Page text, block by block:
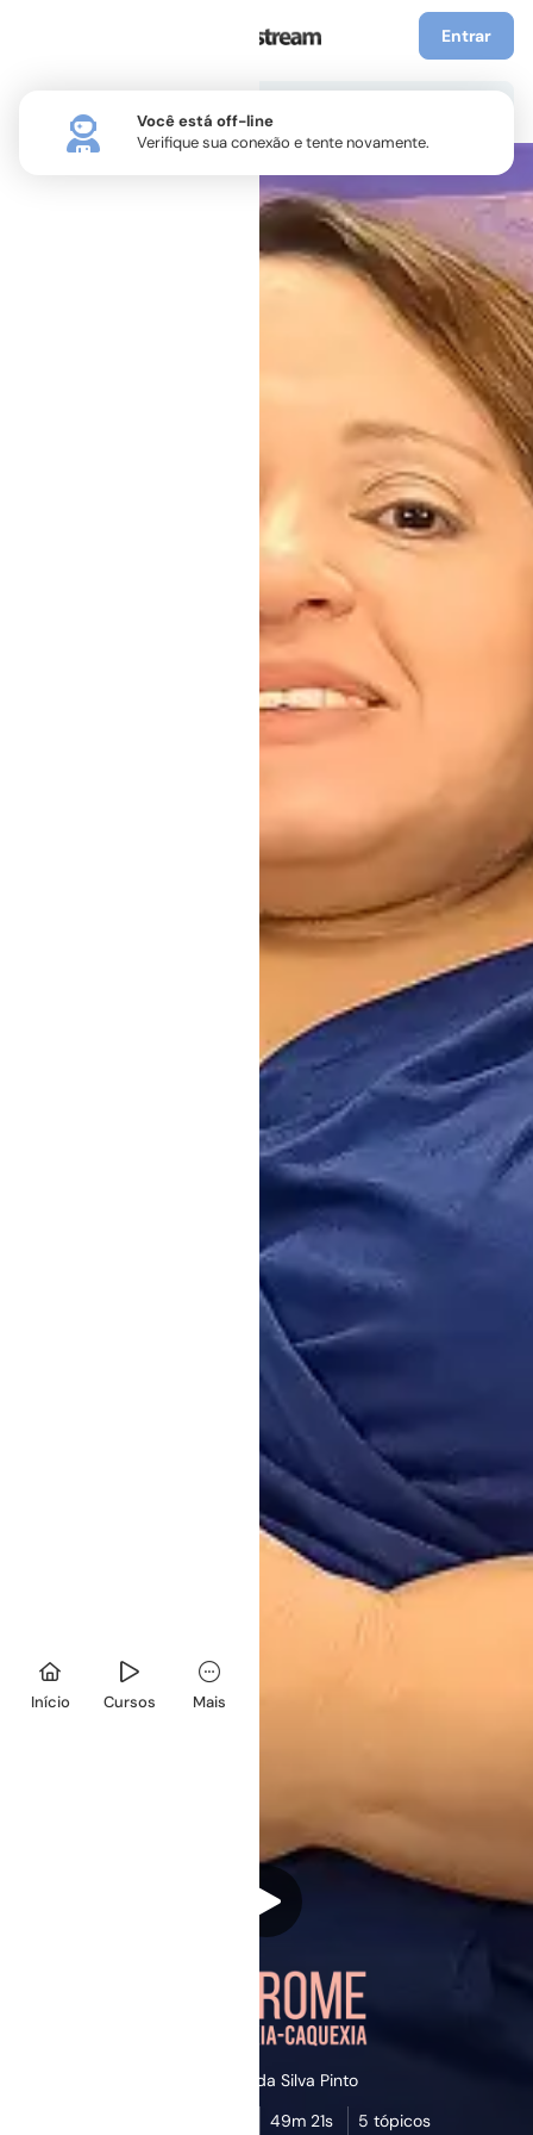
Início Cursos Mais
Entrar
Cristhiane da Silva Pinto
49m 21s 5 tópicos
Você está off-line
Verifique sua conexão e tente novamente.